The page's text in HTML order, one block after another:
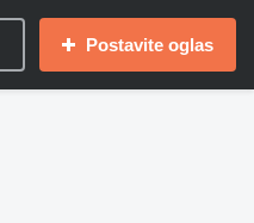
Postavite oglas